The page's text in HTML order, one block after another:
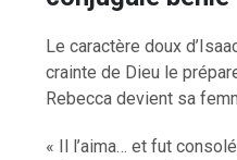
Le caractère doux
crainte de Dieu le
Rebecca devient sa
« Il l’aima… et fut